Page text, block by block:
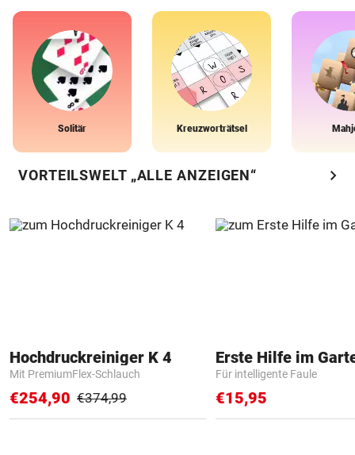
Solitär Kreuzworträtsel
VORTEILSWELT „ALLE ANZEIGEN“ chevron_right
Hochdruckreiniger K 4
Mit PremiumFlex-Schlauch
€254,90 €374,99
Erste Hilfe im
Für intelligente Faule
€15,95